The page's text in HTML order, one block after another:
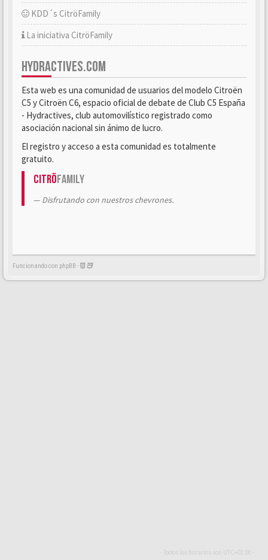
KDD´s CitröFamily
La iniciativa CitröFamily
HYDRACTIVES.COM
Esta web es una comunidad de usuarios del modelo Citroën
C5 y Citroën C6, espacio oficial de debate de Club C5 España
- Hydractives, club automovilístico registrado como
asociación nacional sin ánimo de lucro.
El registro y acceso a esta comunidad es totalmente
gratuito.
CitröFamily
Disfrutando con nuestros chevrones.
Funcionando con phpBB -
- Todos los horarios son UTC+01:00